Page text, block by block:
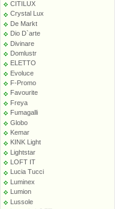
CITILUX
Crystal Lux
De Markt
Dio D`arte
Divinare
Domlustr
ELETTO
Evoluce
F-Promo
Favourite
Freya
Fumagalli
Globo
Kemar
KINK Light
Lightstar
LOFT IT
Lucia Tucci
Luminex
Lumion
Lussole